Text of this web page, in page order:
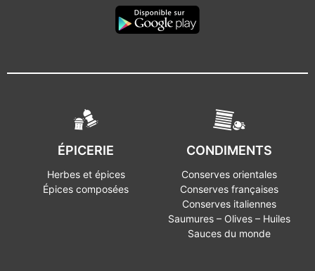
ÉPICERIE
Herbes et épices
Épices composées
CONDIMENTS
Conserves orientales
Conserves françaises
Conserves italiennes
Saumures – Olives – Huiles
Sauces du monde